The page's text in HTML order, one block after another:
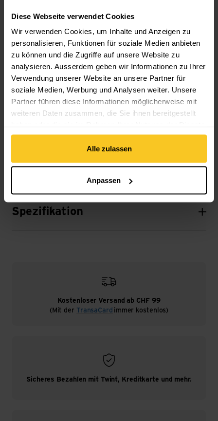
Diese Webseite verwendet Cookies
Wir verwenden Cookies, um Inhalte und Anzeigen zu
personalisieren, Funktionen für soziale Medien anbieten
zu können und die Zugriffe auf unsere Website zu
analysieren. Ausserdem geben wir Informationen zu Ihrer
Verwendung unserer Website an unsere Partner für
soziale Medien, Werbung und Analysen weiter. Unsere
Partner führen diese Informationen möglicherweise mit
weiteren Daten zusammen, die Sie ihnen bereitgestellt
gesammelt haben.
Alle zulassen
Anpassen
temperaturregulierend | UV-Schutz | antibakteriell
Material
Material Zusammensetzung: 100% Wolle (Merino)
Material mit tierischem Ursprung: Wolle
Masse/Gewicht
Gewicht in Gramm: 81 g
Spezifikation
Kostenloser Versand ab CHF 99
(Mit der TransaCard immer kostenlos)
Sicheres Bezahlen mit Twint, Kreditkarte und mehr.